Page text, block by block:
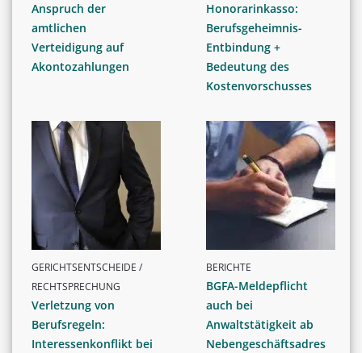
Anspruch der
amtlichen
Verteidigung auf
Akontozahlungen
Honorarinkasso:
Berufsgeheimnis-
Entbindung +
Bedeutung des
Kostenvorschusses
GERICHTSENTSCHEIDE /
RECHTSPRECHUNG
Verletzung von
Berufsregeln:
Interessenkonflikt bei
BERICHTE
BGFA-Meldepflicht
auch bei
Anwaltstätigkeit ab
Nebengeschäftsadres